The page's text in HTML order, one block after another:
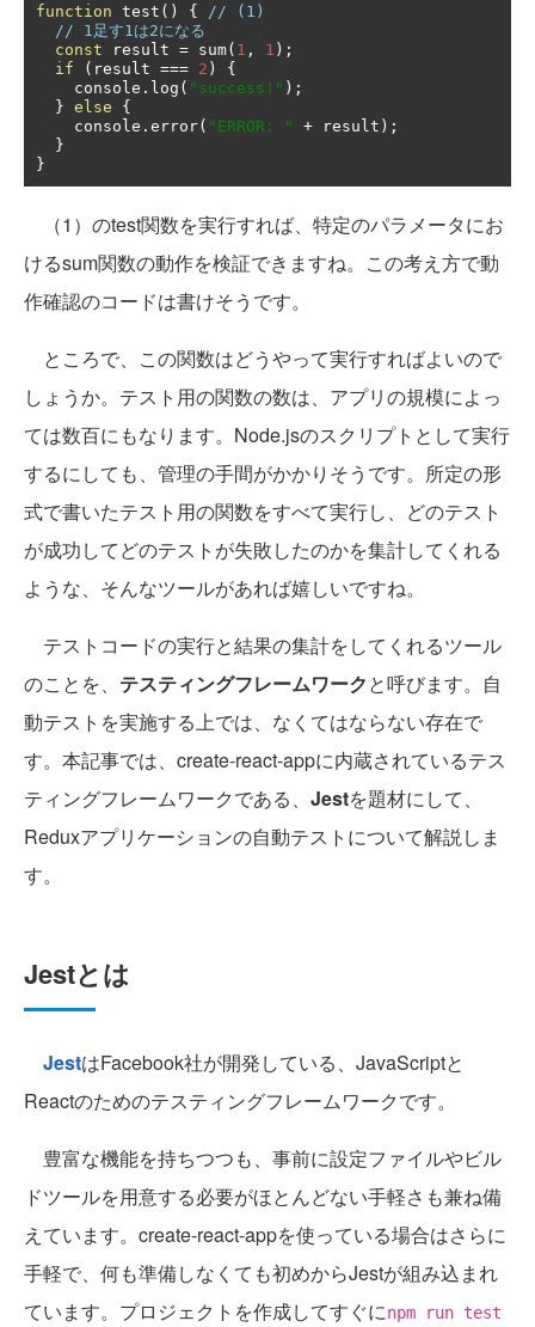
function test () {
// (1)
// 1足す1は2になる
const result = sum( 1 , 1 );
if
( result === 2 )
{
    console
. log ( "success!" );
} else
{
    console
. error( "ERROR: " + result );
}
}
（1）のtest関数を実行すれば、特定のパラメータにお
けるsum関数の動作を検証できますね。この考え方で動
作確認のコードは書けそうです。
ところで、この関数はどうやって実行すればよいので
しょうか。テスト用の関数の数は、アプリの規模によっ
ては数百にもなります。Node.jsのスクリプトとして実行
するにしても、管理の手間がかかりそうです。所定の形
式で書いたテスト用の関数をすべて実行し、どのテスト
が成功してどのテストが失敗したのかを集計してくれる
ような、そんなツールがあれば嬉しいですね。
テストコードの実行と結果の集計をしてくれるツール
のことを、 テスティングフレームワークと呼びます。自
動テストを実施する上では、なくてはならない存在で
す。本記事では、create-react-appに内蔵されているテス
ティングフレームワークである、 Jestを題材にして、
Reduxアプリケーションの自動テストについて解説しま
す。
Jestとは
JestはFacebook社が開発している、JavaScriptと
Reactのためのテスティングフレームワークです。
豊富な機能を持ちつつも、事前に設定ファイルやビル
ドツールを用意する必要がほとんどない手軽さも兼ね備
えています。create-react-appを使っている場合はさらに
手軽で、何も準備しなくても初めからJestが組み込まれ
ています。プロジェクトを作成してすぐにnpm run test